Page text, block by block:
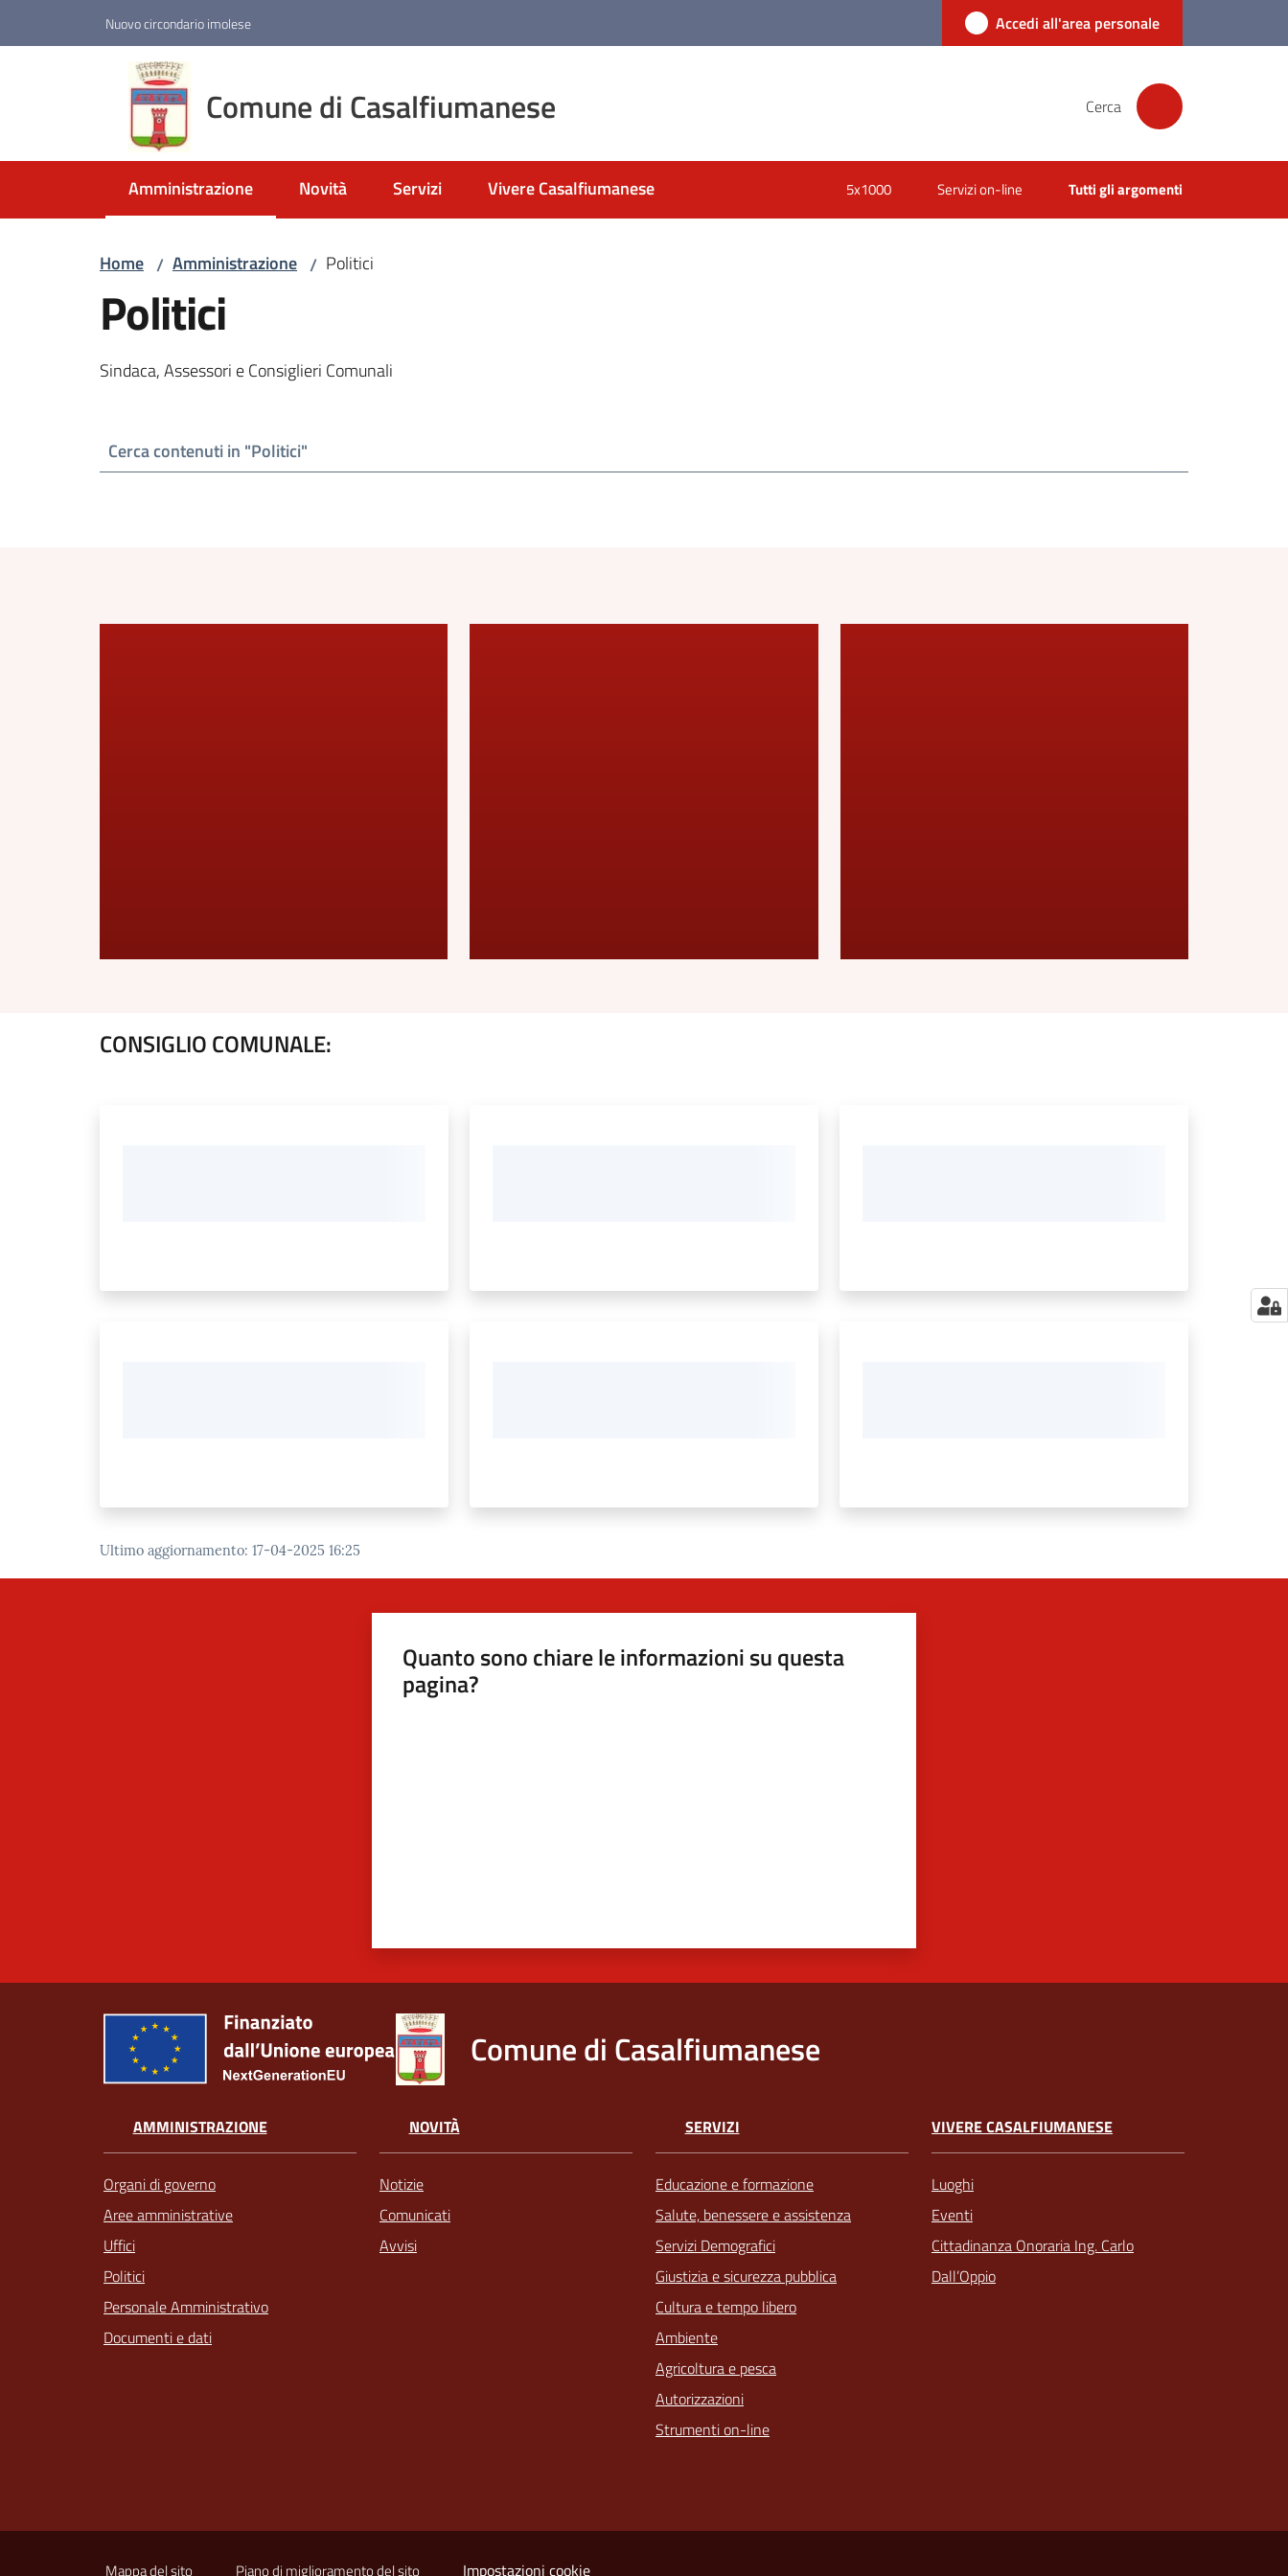
Nuovo circondario imolese Accedi all'area personale
Comune di Casalfiumanese Cerca
Amministrazione
Menu selezionato Novità Servizi Vivere Casalfiumanese 5x1000 Servizi on-line Tutti gli argomenti
Home / Amministrazione / Politici
Politici
Sindaca, Assessori e Consiglieri Comunali
CONSIGLIO COMUNALE:
Ultimo aggiornamento: 17-04-2025 16:25
Quanto sono chiare le informazioni su questa
pagina?
Comune di Casalfiumanese
AMMINISTRAZIONE
Organi di governo
Aree amministrative
Uffici
Politici
Personale Amministrativo
Documenti e dati
NOVITÀ
Notizie
Comunicati
Avvisi
SERVIZI
Educazione e formazione
Salute, benessere e assistenza
Servizi Demografici
Giustizia e sicurezza pubblica
Cultura e tempo libero
Ambiente
Agricoltura e pesca
Autorizzazioni
Strumenti on-line
VIVERE CASALFIUMANESE
Luoghi
Eventi
Cittadinanza Onoraria Ing. Carlo
Dall’Oppio
Mappa del sito Piano di miglioramento del sito Impostazioni cookie